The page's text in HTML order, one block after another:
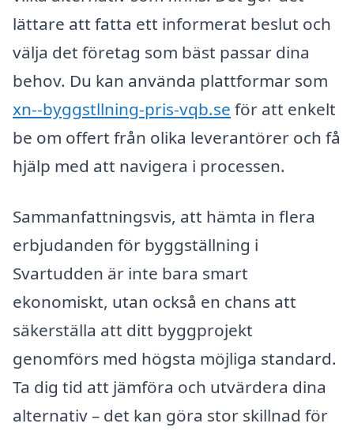
lättare att fatta ett informerat beslut och
välja det företag som bäst passar dina
behov. Du kan använda plattformar som
xn--byggstllning-pris-vqb.se för att enkelt
be om offert från olika leverantörer och få
hjälp med att navigera i processen.
Sammanfattningsvis, att hämta in flera
erbjudanden för byggställning i
Svartudden är inte bara smart
ekonomiskt, utan också en chans att
säkerställa att ditt byggprojekt
genomförs med högsta möjliga standard.
Ta dig tid att jämföra och utvärdera dina
alternativ – det kan göra stor skillnad för